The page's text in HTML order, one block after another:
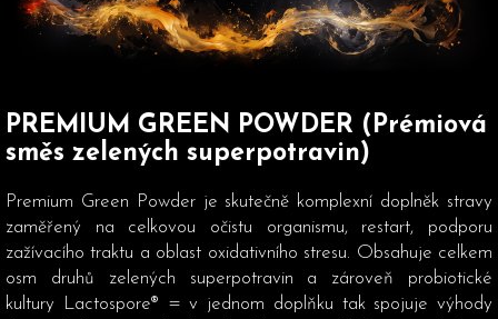
PREMIUM GREEN POWDER (Prémiová
směs zelených superpotravin)
Premium Green Powder je skutečně komplexní doplněk stravy
zaměřený na celkovou očistu organismu, restart, podporu
zažívacího traktu a oblast oxidativního stresu. Obsahuje celkem
osm druhů zelených superpotravin a zároveň probiotické
kultury Lactospore® = v jednom doplňku tak spojuje výhody